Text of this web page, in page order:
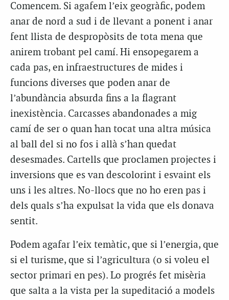
Comencem. Si agafem l’eix geogràfic, podem
anar de nord a sud i de llevant a ponent i anar
fent llista de despropòsits de tota mena que
anirem trobant pel camí. Hi ensopegarem a
cada pas, en infraestructures de mides i
funcions diverses que poden anar de
l’abundància absurda fins a la flagrant
inexistència. Carcasses abandonades a mig
camí de ser o quan han tocat una altra música
al ball del si no fos i allà s’han quedat
desesmades. Cartells que proclamen projectes i
inversions que es van descolorint i esvaint els
uns i les altres. No-llocs que no ho eren pas i
dels quals s’ha expulsat la vida que els donava
sentit.
Podem agafar l’eix temàtic, que si l’energia, que
si el turisme, que si l’agricultura (o si voleu el
sector primari en pes). Lo progrés fet misèria
que salta a la vista per la supeditació a models